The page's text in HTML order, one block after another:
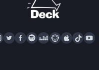
I
N
T
W
F
A
S
P
D
E
N
A
A
P
T